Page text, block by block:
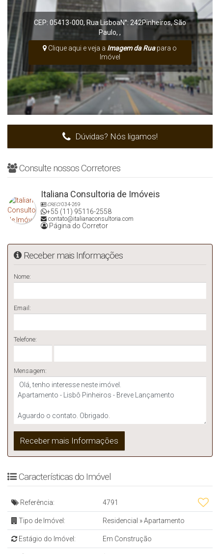
CEP: 05413-000, Rua LisboaN°: 242Pinheiros,São
Paulo,,
Clique aqui e veja a Imagem da Ruapara o
Imóvel
Dúvidas? Nós ligamos!
Consulte nossos Corretores
Italiana Consultoria de Imóveis
CRECI034-269
+55 (11) 95116-2558
contato@italianaconsultoria.com
Página do Corretor
Receber mais Informações
Nome:
Email:
Telefone:
Mensagem:
Características do Imóvel
Referência: 4791
Tipo de Imóvel: Residencial »Apartamento
Estágio do Imóvel: Em Construção